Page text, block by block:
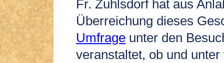
Fr. Zuhlsdorf hat aus
Überreichung dieses
Umfrage unter den
veranstaltet, ob und